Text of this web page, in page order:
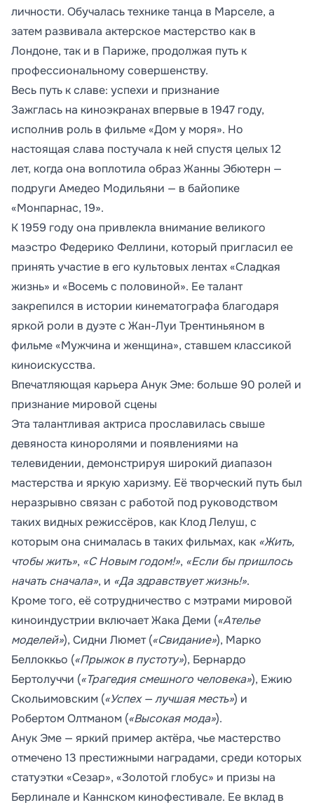
личности. Обучалась технике танца в Марселе, а
затем развивала актерское мастерство как в
Лондоне, так и в Париже, продолжая путь к
профессиональному совершенству.
Весь путь к славе: успехи и признание
Зажглась на киноэкранах впервые в 1947 году,
исполнив роль в фильме «Дом у моря». Но
настоящая слава постучала к ней спустя целых 12
лет, когда она воплотила образ Жанны Эбютерн —
подруги Амедео Модильяни — в байопике
«Монпарнас, 19».
К 1959 году она привлекла внимание великого
маэстро Федерико Феллини, который пригласил ее
принять участие в его культовых лентах «Сладкая
жизнь» и «Восемь с половиной». Ее талант
закрепился в истории кинематографа благодаря
яркой роли в дуэте с Жан-Луи Трентиньяном в
фильме «Мужчина и женщина», ставшем классикой
киноискусства.
Впечатляющая карьера Анук Эме: больше 90 ролей и
признание мировой сцены
Эта талантливая актриса прославилась свыше
девяноста киноролями и появлениями на
телевидении, демонстрируя широкий диапазон
мастерства и яркую харизму. Её творческий путь был
неразрывно связан с работой под руководством
таких видных режиссёров, как Клод Лелуш, с
которым она снималась в таких фильмах, как «Жить,
чтобы жить», «С Новым годом!», «Если бы пришлось
начать сначала», и «Да здравствует жизнь!».
Кроме того, её сотрудничество с мэтрами мировой
киноиндустрии включает Жака Деми («Ателье
моделей»), Сидни Люмет («Свидание»), Марко
Беллоккьо («Прыжок в пустоту»), Бернардо
Бертолуччи («Трагедия смешного человека»), Ежию
Скольимовским («Успех — лучшая месть») и
Робертом Олтманом («Высокая мода»).
Анук Эме — яркий пример актёра, чье мастерство
отмечено 13 престижными наградами, среди которых
статуэтки «Сезар», «Золотой глобус» и призы на
Берлинале и Каннском кинофестивале. Ее вклад в